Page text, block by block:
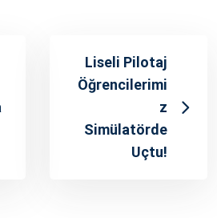
Liseli Pilotaj
Öğrencilerimi
z
Simülatörde
Uçtu!